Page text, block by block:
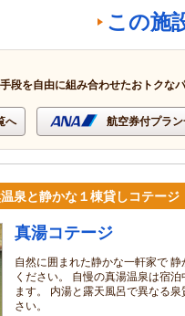
この施
段を自由に組み合わせたおトクな
へ 航空券付プラ
泉と静かな１棟貸しコテージ
真湯コテージ
自然に囲まれた静かな一軒家で
ください。 自慢の真湯温泉は宿
ます。 内湯と露天風呂で異なる
さい。